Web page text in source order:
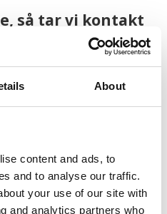
About
content and ads, to
and to analyse our traffic.
your use of our site with
and analytics partners who
så tar vi kontakt